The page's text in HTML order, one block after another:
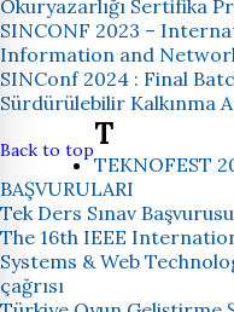
Okuryazarlığı Sertifika
SINCONF 2023 –
Information and
SINConf 2024 : Final
Sürdürülebilir Kalkınma
Back to topT
TEKNOFEST
BAŞVURULARI
Tek Ders Sınav
The 16th IEEE
Systems & Web
çağrısı